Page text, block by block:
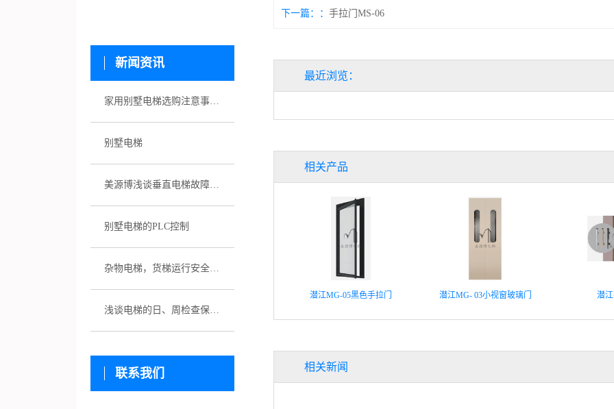
新闻资讯
别墅电梯
别墅电梯的PLC控制
联系我们
下一篇： 手拉门MS-06
最近浏览：
相关产品
潜江MG-05黑色手拉门 潜江MG- 03小视窗玻璃门 潜
相关新闻